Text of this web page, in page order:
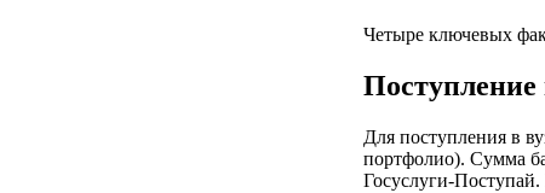
Четыре ключевых
Поступление
Для поступления в
портфолио). Сумма
Госуслуги-